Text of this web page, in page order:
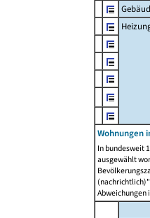
Wohnungen
In bundesweit
ausgewählt
Abweichungen